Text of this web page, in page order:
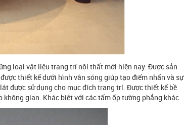
loại vật liệu trang trí nội thất mới hiện nay. Được sản
thiết kế dưới hình vân sóng giúp tạo điểm nhấn và sự
được sử dụng cho mục đích trang trí. Được thiết kế bề
gian. Khác biệt với các tấm ốp tường phẳng khác.